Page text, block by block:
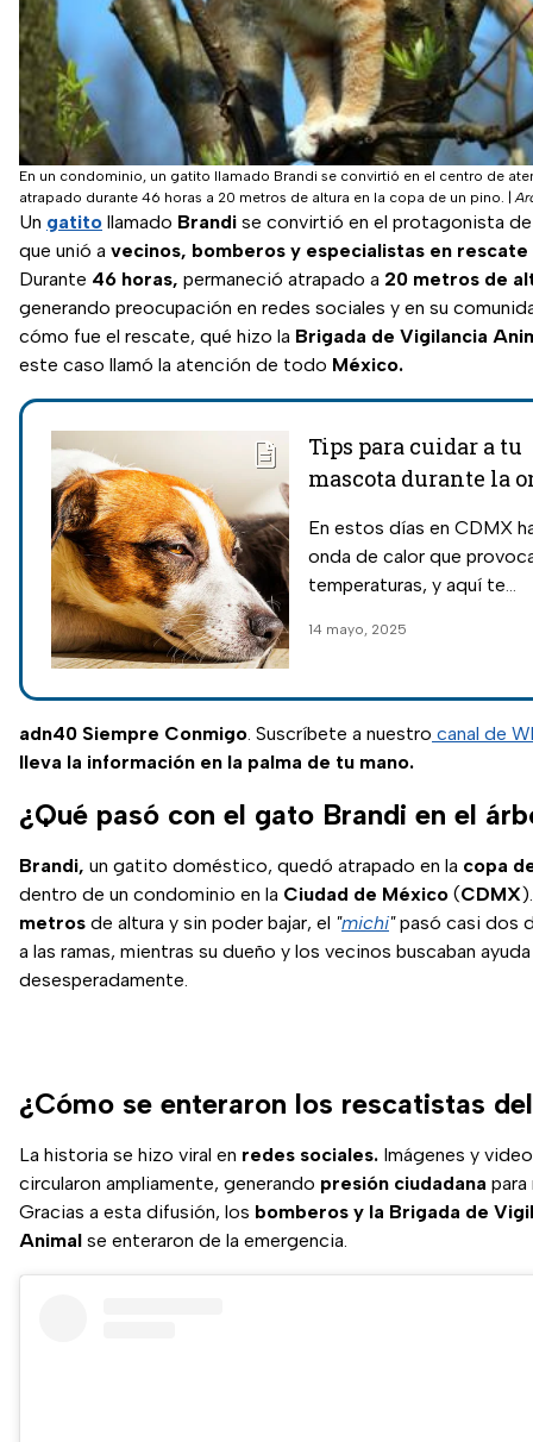
En un condominio, un gatito llamado Brandi se convirtió en el centro de
atrapado durante 46 horas a 20 metros de altura en la copa de un pino. |
Un gatito llamado Brandi se convirtió en el protagonista
que unió a vecinos, bomberos y especialistas en rescate
Durante 46 horas, permaneció atrapado a 20 metros de
generando preocupación en redes sociales y en su
cómo fue el rescate, qué hizo la Brigada de Vigilancia
este caso llamó la atención de todo México.
Tips para cuidar a tu
mascota durante la
En estos días en CDMX
onda de calor que
temperaturas, y aquí te
recomendaciones para
14 mayo, 2025
adn40 Siempre Conmigo. Suscríbete a nuestro canal de
lleva la información en la palma de tu mano.
¿Qué pasó con el gato Brandi en el
Brandi, un gatito doméstico, quedó atrapado en la copa
dentro de un condominio en la Ciudad de México (CDMX
metros de altura y sin poder bajar, el "michi"pasó casi dos
a las ramas, mientras su dueño y los vecinos buscaban ayuda
desesperadamente.
¿Cómo se enteraron los rescatistas
La historia se hizo viral en redes sociales. Imágenes y
circularon ampliamente, generando presión ciudadana para
Gracias a esta difusión, los bomberos y la Brigada de
Animal se enteraron de la emergencia.